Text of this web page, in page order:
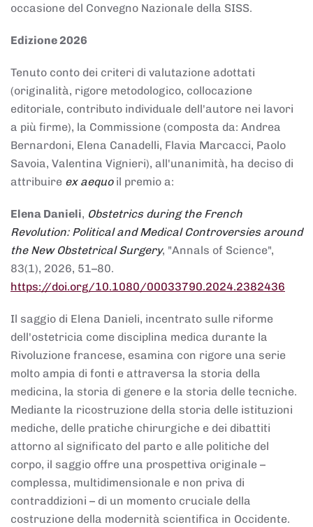
occasione del Convegno Nazionale della SISS.
Edizione 2026
Tenuto conto dei criteri di valutazione adottati
(originalità, rigore metodologico, collocazione
editoriale, contributo individuale dell'autore nei lavori
a più firme), la Commissione (composta da: Andrea
Bernardoni, Elena Canadelli, Flavia Marcacci, Paolo
Savoia, Valentina Vignieri), all'unanimità, ha deciso di
attribuire ex aequoil premio a:
Elena Danieli, Obstetrics during the French
Revolution: Political and Medical Controversies around
the New Obstetrical Surgery, "Annals of Science",
83(1), 2026, 51–80.
https://doi.org/10.1080/00033790.2024.2382436
Il saggio di Elena Danieli, incentrato sulle riforme
dell'ostetricia come disciplina medica durante la
Rivoluzione francese, esamina con rigore una serie
molto ampia di fonti e attraversa la storia della
medicina, la storia di genere e la storia delle tecniche.
Mediante la ricostruzione della storia delle istituzioni
mediche, delle pratiche chirurgiche e dei dibattiti
attorno al significato del parto e alle politiche del
corpo, il saggio offre una prospettiva originale –
complessa, multidimensionale e non priva di
contraddizioni – di un momento cruciale della
costruzione della modernità scientifica in Occidente.